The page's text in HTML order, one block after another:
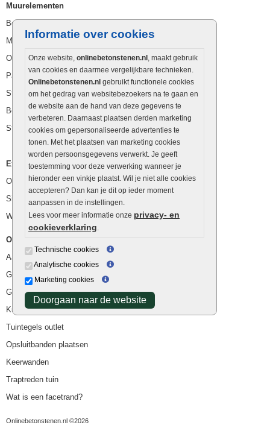
Informatie over cookies
Onze website, onlinebetonstenen.nl , maakt gebruik
van cookies en daarmee vergelijkbare technieken.
Onlinebetonstenen.nl gebruikt functionele cookies
om het gedrag van websitebezoekers na te gaan en
de website aan de hand van deze gegevens te
verbeteren. Daarnaast plaatsen derden marketing
cookies om gepersonaliseerde advertenties te
tonen. Met het plaatsen van marketing cookies
worden persoonsgegevens verwerkt. Je geeft
toestemming voor deze verwerking wanneer je
hieronder een vinkje plaatst. Wil je niet alle cookies
accepteren? Dan kan je dit op ieder moment
aanpassen in de instellingen.
Lees voor meer informatie onze privacy- en
cookieverklaring
Technische cookies
Analytische cookies
Marketing cookies
Doorgaan naar de website
Muurelementen
Betonbielzen
Muurstenen
Opsluitbanden
Palissaden
Stapelblokken
Betonblokken
Stapelstenen
Extra benodigdheden
Ophoogzand
Siergrind en siersplit
Waterafvoer
Overig
Aanbiedingen
Goedkope bestrating
Goedkope tuintegels
Kunstgras
Tuintegels outlet
Opsluitbanden plaatsen
Keerwanden
Traptreden tuin
Wat is een facetrand?
Onlinebetonstenen.nl ©2026